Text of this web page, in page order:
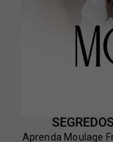
Aprenda Moulage